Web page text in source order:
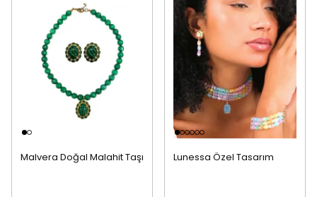
Malvera Doğal Malahit Taşı
Lunessa Özel Tasarım